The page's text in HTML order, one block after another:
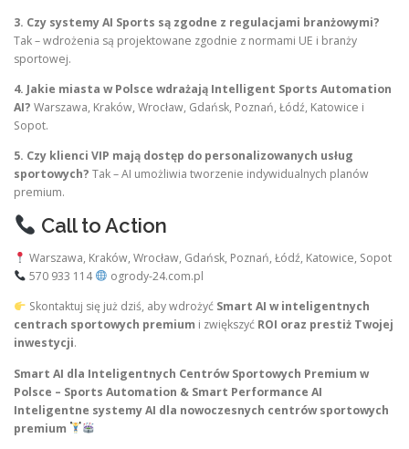
3. Czy systemy AI Sports są zgodne z regulacjami branżowymi?
Tak – wdrożenia są projektowane zgodnie z normami UE i branży
sportowej.
4. Jakie miasta w Polsce wdrażają Intelligent Sports Automation
AI? Warszawa, Kraków, Wrocław, Gdańsk, Poznań, Łódź, Katowice i
Sopot.
5. Czy klienci VIP mają dostęp do personalizowanych usług
sportowych? Tak – AI umożliwia tworzenie indywidualnych planów
premium.
Call to Action
Warszawa, Kraków, Wrocław, Gdańsk, Poznań, Łódź, Katowice, Sopot
570 933 114
ogrody-24.com.pl
Skontaktuj się już dziś, aby wdrożyć Smart AI w inteligentnych
centrach sportowych premium i zwiększyć ROI oraz prestiż Twojej
inwestycji.
Smart AI dla Inteligentnych Centrów Sportowych Premium w
Polsce – Sports Automation & Smart Performance AI
Inteligentne systemy AI dla nowoczesnych centrów sportowych
premium